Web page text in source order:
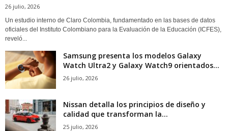
26 julio, 2026
Un estudio interno de Claro Colombia, fundamentado en las bases de datos
oficiales del Instituto Colombiano para la Evaluación de la Educación (ICFES),
reveló...
Samsung presenta los modelos Galaxy
Watch Ultra2 y Galaxy Watch9 orientados...
26 julio, 2026
Nissan detalla los principios de diseño y
calidad que transforman la...
25 julio, 2026